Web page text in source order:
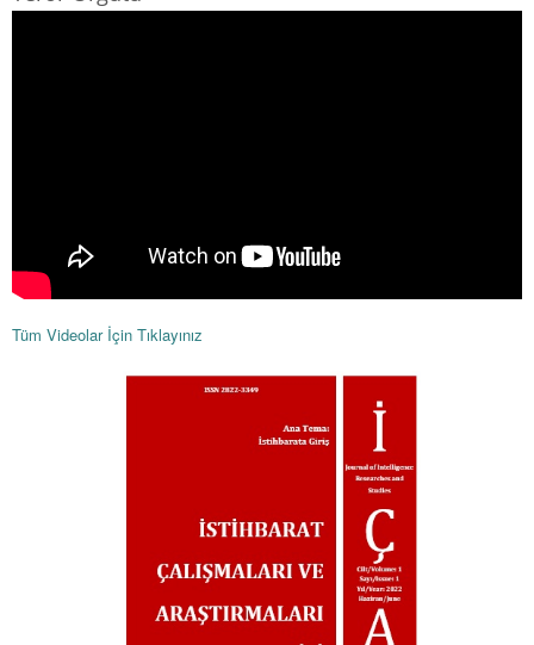
Tüm Videolar İçin Tıklayınız